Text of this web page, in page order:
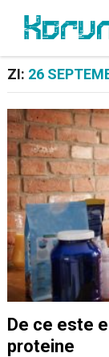
ZI: 26
De ce este
proteine